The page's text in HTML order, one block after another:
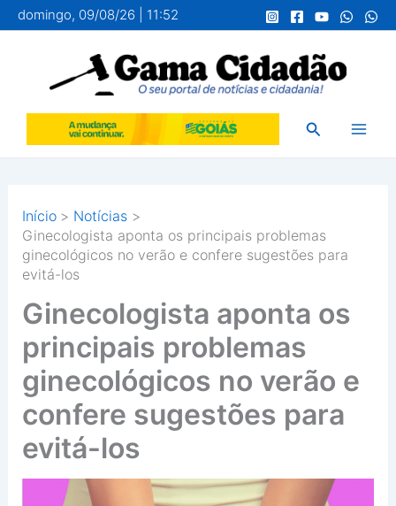
para
conteúdo
domingo, 09/08/26 | 11:52
Pesquisar
Início
Notícias
Ginecologista aponta os principais problemas
ginecológicos no verão e confere sugestões para
evitá-los
Ginecologista aponta os
principais problemas
ginecológicos no verão e
confere sugestões para
evitá-los